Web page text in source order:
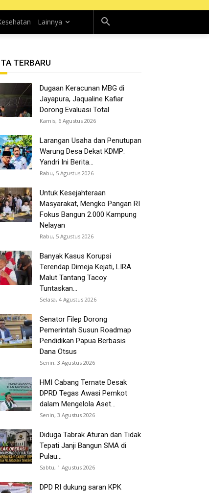
Lainnya
TERBARU
Dugaan Keracunan MBG di
Jayapura, Jaqualine Kafiar
Dorong Evaluasi Total
Kamis, 6 Agustus 2026
Larangan Usaha dan Penutupan
Warung Desa Dekat KDMP:
Yandri Ini Berita...
Rabu, 5 Agustus 2026
Untuk Kesejahteraan
Masyarakat, Mengko Pangan RI
Fokus Bangun 2.000 Kampung
Nelayan
Rabu, 5 Agustus 2026
Banyak Kasus Korupsi
Terendap Dimeja Kejati, LIRA
Malut Tantang Tacoy
Tuntaskan...
Selasa, 4 Agustus 2026
Senator Filep Dorong
Pemerintah Susun Roadmap
Pendidikan Papua Berbasis
Dana Otsus
Senin, 3 Agustus 2026
HMI Cabang Ternate Desak
DPRD Tegas Awasi Pemkot
dalam Mengelola Aset...
Senin, 3 Agustus 2026
Diduga Tabrak Aturan dan Tidak
Tepati Janji Bangun SMA di
Pulau...
Sabtu, 1 Agustus 2026
DPD RI dukung saran KPK